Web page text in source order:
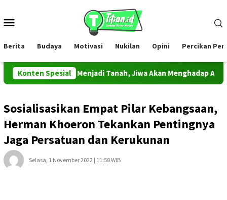
konten
Berita Budaya Motivasi Nukilan Opini Percikan
Konten Spesial
Akan Kembali Menjadi Tanah, Jiwa Akan Menghadap Allah
Sosialisasikan Empat Pilar Kebangsaan,
Herman Khoeron Tekankan Pentingnya
Jaga Persatuan dan Kerukunan
Selasa, 1 November 2022 | 11:58 WIB